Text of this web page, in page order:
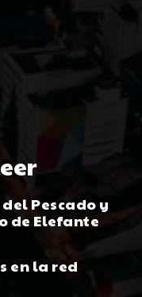
Pescado y
de Elefante
en la red